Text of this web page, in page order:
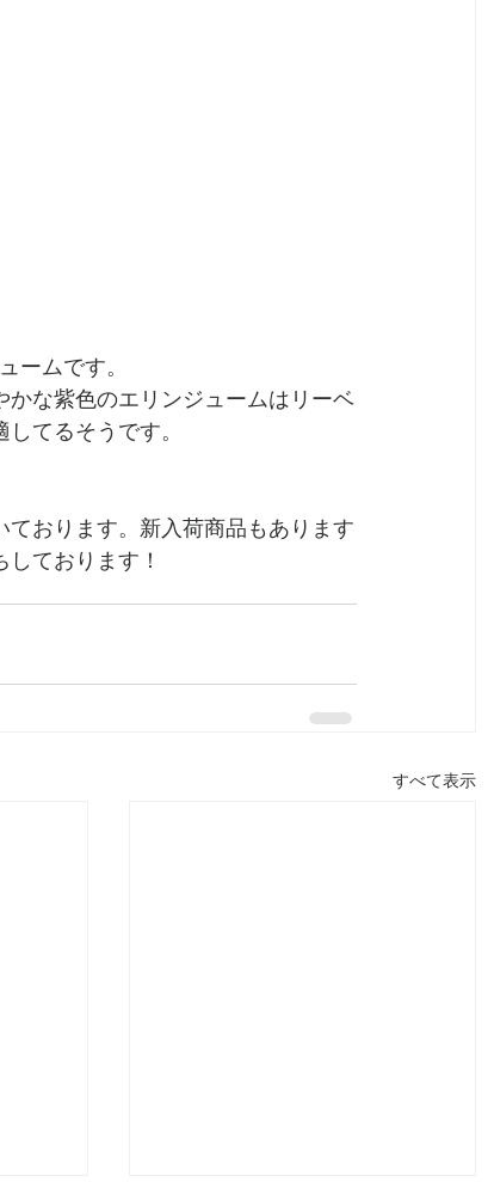
ームです。
な紫色のエリンジュームはリーベ
てるそうです。
おります。新入荷商品もあります
ております！
すべて表示